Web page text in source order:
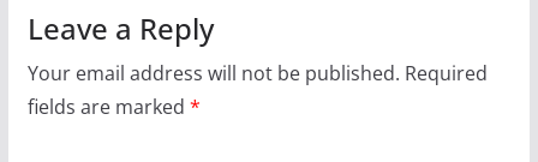
Leave a Reply
Your email address will not be published. Required
fields are marked *